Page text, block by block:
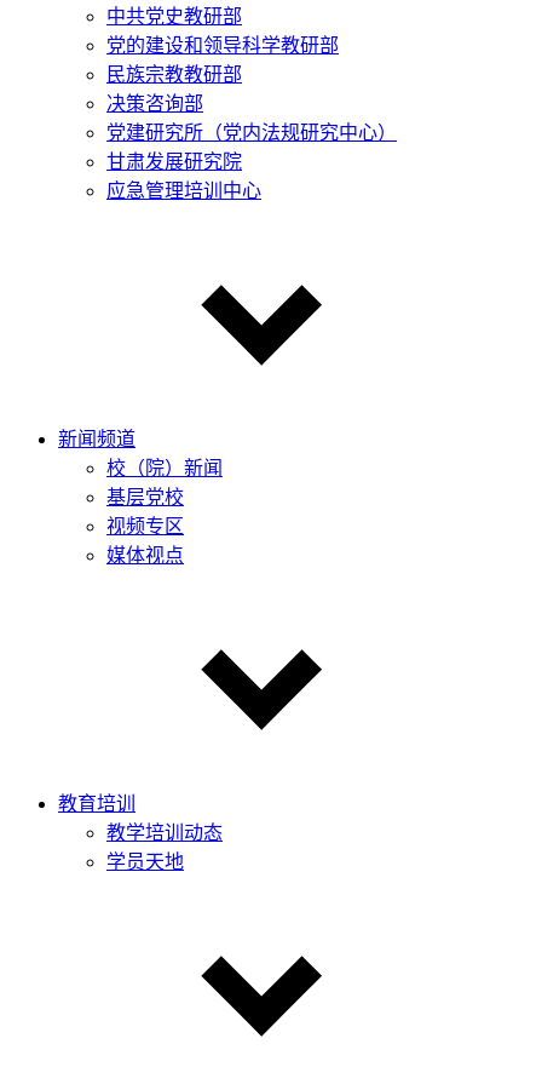
中共党史教研部
党的建设和领导科学教研部
民族宗教教研部
决策咨询部
党建研究所（党内法规研究中心）
甘肃发展研究院
应急管理培训中心
新闻频道
校（院）新闻
基层党校
视频专区
媒体视点
教育培训
教学培训动态
学员天地